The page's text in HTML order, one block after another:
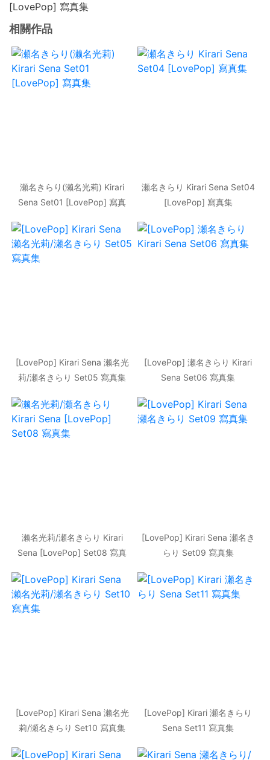
[LovePop] 寫真集
相關作品
瀬名きらり(濑名光莉) Kirari
Sena Set01 [LovePop] 寫真
瀬名きらり Kirari Sena Set04
[LovePop] 寫真集
[LovePop] Kirari Sena 濑名光
莉/瀬名きらり Set05 寫真集
[LovePop] 瀬名きらり Kirari
Sena Set06 寫真集
濑名光莉/瀬名きらり Kirari
Sena [LovePop] Set08 寫真
[LovePop] Kirari Sena 瀬名き
らり Set09 寫真集
[LovePop] Kirari Sena 濑名光
莉/瀬名きらり Set10 寫真集
[LovePop] Kirari 瀬名きらり
Sena Set11 寫真集